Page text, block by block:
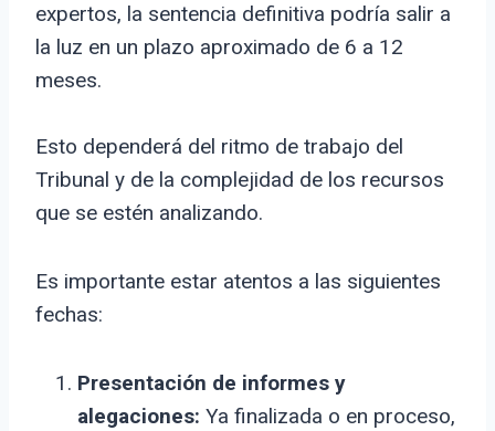
expertos, la sentencia definitiva podría salir a
la luz en un plazo aproximado de 6 a 12
meses.
Esto dependerá del ritmo de trabajo del
Tribunal y de la complejidad de los recursos
que se estén analizando.
Es importante estar atentos a las siguientes
fechas:
Presentación de informes y
alegaciones: Ya finalizada o en proceso,